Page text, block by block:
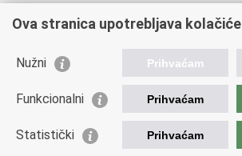
Pravo na pristup informacijama
Savjetovanje
Zapošljavanje
Odnosi s javnošću
Važne poveznice
Ova stranica upotrebljava kolačiće
Nužni Prihvaćam
Funkcionalni Prihvaćam
Statistički Prihvaćam